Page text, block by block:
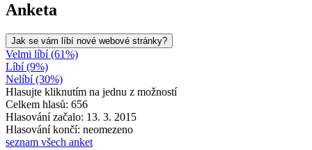
Anketa
Jak se vám líbí nové webové stránky?
Velmi líbí (61%)
Líbí (9%)
Nelíbí (30%)
Hlasujte kliknutím na jednu z možností
Celkem hlasů: 656
Hlasování začalo: 13. 3. 2015
Hlasování končí: neomezeno
seznam všech anket